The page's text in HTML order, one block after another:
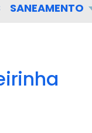
SANEAMENTO